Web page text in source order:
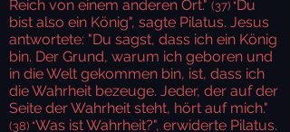
Reich von einem anderen Ort." (37) "Du
bist also ein König", sagte Pilatus. Jesus
antwortete: "Du sagst, dass ich ein König
bin. Der Grund, warum ich geboren und
in die Welt gekommen bin, ist, dass ich
die Wahrheit bezeuge. Jeder, der auf der
Seite der Wahrheit steht, hört auf mich."
(38) "Was ist Wahrheit?", erwiderte Pilatus.